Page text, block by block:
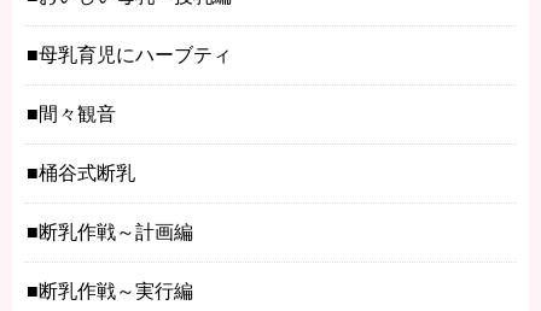
母乳育児にハーブティ
間々観音
桶谷式断乳
断乳作戦～計画編
断乳作戦～実行編